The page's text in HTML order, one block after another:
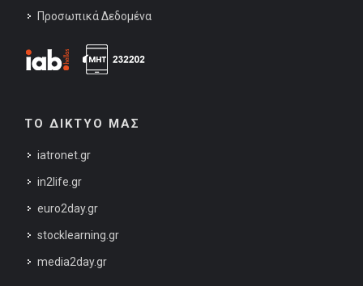
Προσωπικά Δεδομένα
ΤΟ ΔΙΚΤΥΟ ΜΑΣ
iatronet.gr
in2life.gr
euro2day.gr
stocklearning.gr
media2day.gr